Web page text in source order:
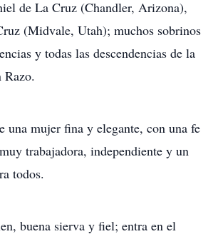
de La Cruz (Chandler, Arizona),
(Midvale, Utah); muchos sobrinos
y todas las descendencias de la
una mujer fina y elegante, con una fe
trabajadora, independiente y un
todos.
buena sierva y fiel; entra en el